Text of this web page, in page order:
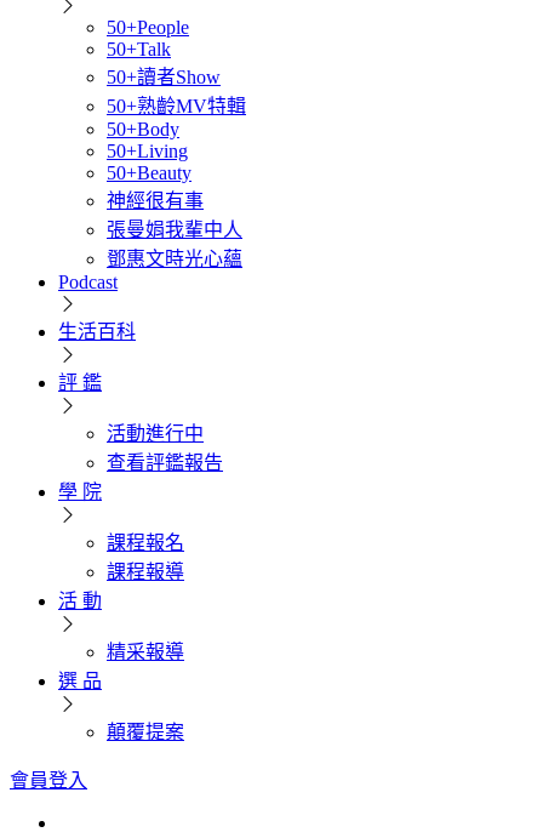
50+People
50+Talk
50+讀者Show
50+熟齡MV特輯
50+Body
50+Living
50+Beauty
神經很有事
張曼娟我輩中人
鄧惠文時光心蘊
Podcast
生活百科
評 鑑
活動進行中
查看評鑑報告
學 院
課程報名
課程報導
活 動
精采報導
選 品
顛覆提案
會員登入